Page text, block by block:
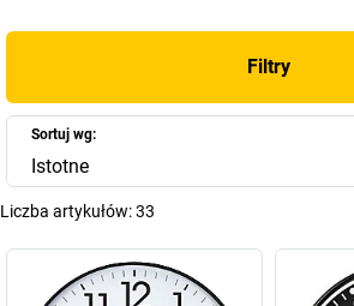
Filtry
Sortuj wg:
Istotne
Liczba artykułów:33